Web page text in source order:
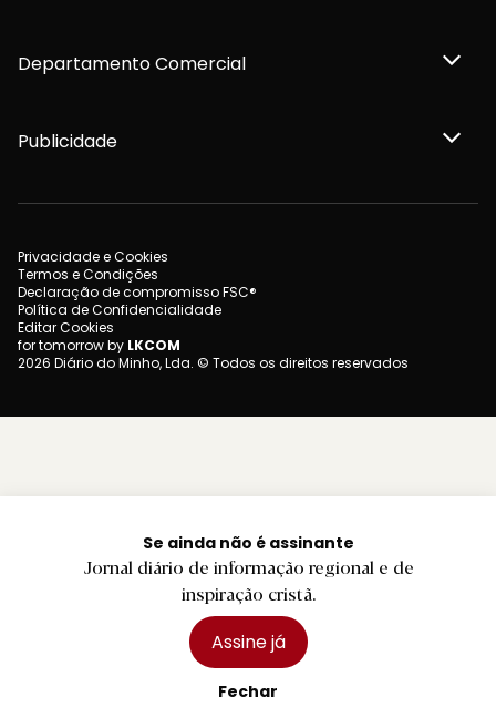
Se ainda não é assinante
Jornal diário de informação regional e de
inspiração cristã.
Assine já
Fechar
Departamento Comercial
Publicidade
Privacidade e Cookies
Termos e Condições
Declaração de compromisso FSC®
Política de Confidencialidade
Editar Cookies
for tomorrow by LKCOM
2026 Diário do Minho, Lda. © Todos os direitos reservados